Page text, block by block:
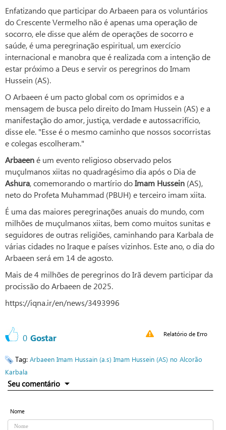
Enfatizando que participar do Arbaeen para os voluntários
do Crescente Vermelho não é apenas uma operação de
socorro, ele disse que além de operações de socorro e
saúde, é uma peregrinação espiritual, um exercício
internacional e manobra que é realizada com a intenção de
estar próximo a Deus e servir os peregrinos do Imam
Hussein (AS).
O Arbaeen é um pacto global com os oprimidos e a
mensagem de busca pelo direito do Imam Hussein (AS) e a
manifestação do amor, justiça, verdade e autossacrifício,
disse ele. "Esse é o mesmo caminho que nossos socorristas
e colegas escolheram."
Arbaeené um evento religioso observado pelos
muçulmanos xiitas no quadragésimo dia após o Dia de
Ashura, comemorando o martírio doImam Hussein (AS),
neto do Profeta Muhammad (PBUH) e terceiro imam xiita.
É uma das maiores peregrinações anuais do mundo, com
milhões de muçulmanos xiitas, bem como muitos sunitas e
seguidores de outras religiões, caminhando para Karbala de
várias cidades no Iraque e países vizinhos. Este ano, o dia do
Arbaeen será em 14 de agosto.
Mais de 4 milhões de peregrinos do Irã devem participar da
procissão do Arbaeen de 2025.
https://iqna.ir/en/news/3493996
0 Gostar Relatório de Erro
Tag: Arbaeen Imam Hussain (a.s) Imam Hussein (AS) no Alcorão
Karbala
Seu comentário
Nome